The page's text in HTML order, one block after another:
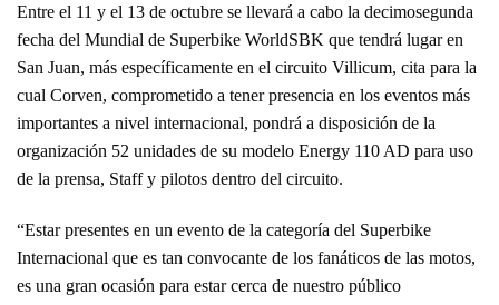
Entre el 11 y el 13 de octubre se llevará a cabo la decimosegunda
fecha del Mundial de Superbike WorldSBK que tendrá lugar en
San Juan, más específicamente en el circuito Villicum, cita para la
cual Corven, comprometido a tener presencia en los eventos más
importantes a nivel internacional, pondrá a disposición de la
organización 52 unidades de su modelo Energy 110 AD para uso
de la prensa, Staff y pilotos dentro del circuito.
“Estar presentes en un evento de la categoría del Superbike
Internacional que es tan convocante de los fanáticos de las motos,
es una gran ocasión para estar cerca de nuestro público